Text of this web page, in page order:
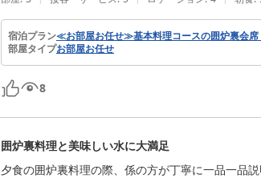
宿泊プラン≪お部屋お任せ≫基本料理コースの囲炉裏会席
部屋タイプお部屋お任せ
8
囲炉裏料理と美味しい水に大満足
夕食の囲炉裏料理の際、係の方が丁寧に一品一品